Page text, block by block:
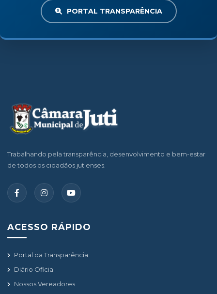
PORTAL TRANSPARÊNCIA
Trabalhando pela transparência, desenvolvimento e bem-estar
de todos os cidadãos jutienses.
ACESSO RÁPIDO
Portal da Transparência
Diário Oficial
Nossos Vereadores